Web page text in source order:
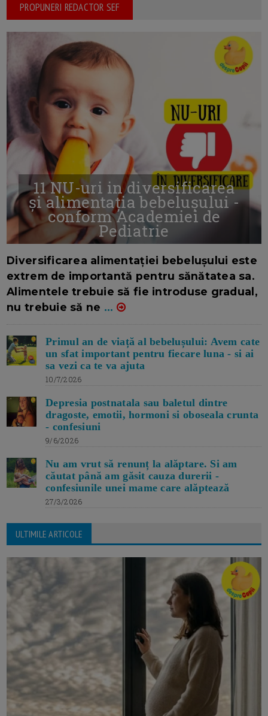
PROPUNERI REDACTOR SEF
11 NU-uri in diversificarea
și alimentația bebelușului -
conform Academiei de
Pediatrie
Diversificarea alimentației bebelușului este
extrem de importantă pentru sănătatea sa.
Alimentele trebuie să fie introduse gradual,
nu trebuie să ne ...
Primul an de viață al bebelușului: Avem cate
un sfat important pentru fiecare luna - si ai
sa vezi ca te va ajuta
10/7/2026
Depresia postnatala sau baletul dintre
dragoste, emotii, hormoni si oboseala crunta
- confesiuni
9/6/2026
Nu am vrut să renunț la alăptare. Si am
căutat până am găsit cauza durerii -
confesiunile unei mame care alăptează
27/3/2026
ULTIMILE ARTICOLE